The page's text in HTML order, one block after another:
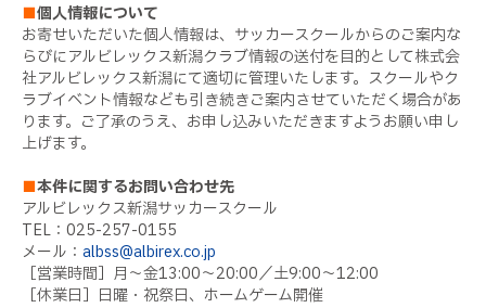
■個人情報について
お寄せいただいた個人情報は、サッカースクールからのご案内な
らびにアルビレックス新潟クラブ情報の送付を目的として株式会
社アルビレックス新潟にて適切に管理いたします。スクールやク
ラブイベント情報なども引き続きご案内させていただく場合があ
ります。ご了承のうえ、お申し込みいただきますようお願い申し
上げます。
■本件に関するお問い合わせ先
アルビレックス新潟サッカースクール
TEL：025-257-0155
メール： albss@albirex.co.jp
［営業時間］月～金13:00～20:00／土9:00～12:00
［休業日］日曜・祝祭日、ホームゲーム開催